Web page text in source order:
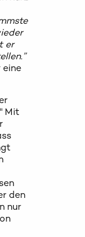
er
eine
Mit
den
nur